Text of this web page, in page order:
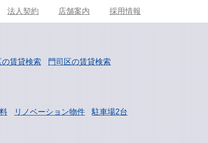
法人契約 店舗案内 採用情報
の賃貸検索
門司区の賃貸検索
リノベーション物件
駐車場2台